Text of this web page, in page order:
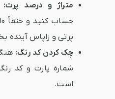
متراژ و درصد پرت:
پرتی و زاپاس آینده
چک کردن کد رنگ:
شماره پارت و کد
است.